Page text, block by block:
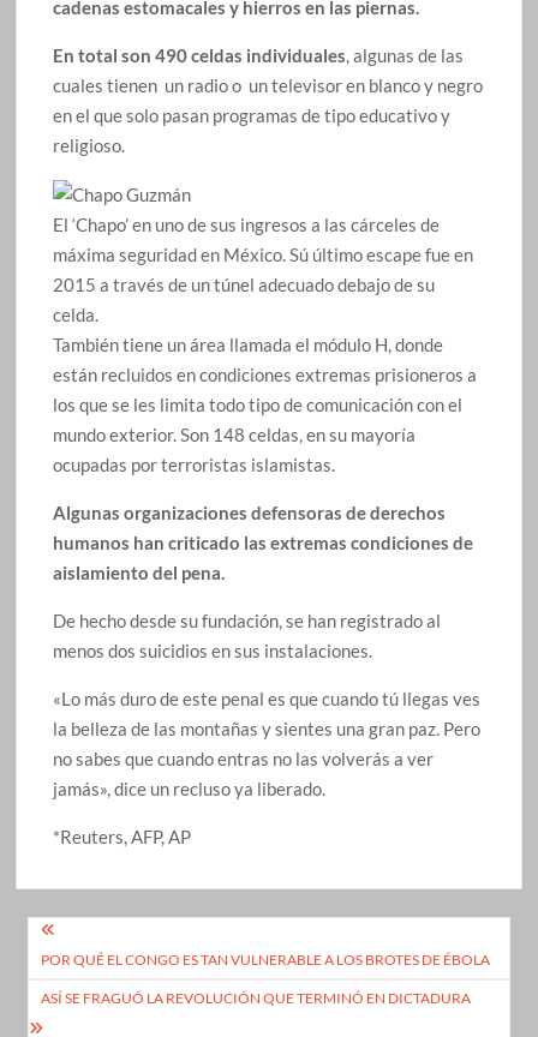
cadenas estomacales y hierros en las piernas.
En total son 490 celdas individuales, algunas de las
cuales tienen un radio o un televisor en blanco y negro
en el que solo pasan programas de tipo educativo y
religioso.
El ‘Chapo’ en uno de sus ingresos a las cárceles de
máxima seguridad en México. Sú último escape fue en
2015 a través de un túnel adecuado debajo de su
celda.
También tiene un área llamada el módulo H, donde
están recluidos en condiciones extremas prisioneros a
los que se les limita todo tipo de comunicación con el
mundo exterior. Son 148 celdas, en su mayoría
ocupadas por terroristas islamistas.
Algunas organizaciones defensoras de derechos
humanos han criticado las extremas condiciones de
aislamiento del pena.
De hecho desde su fundación, se han registrado al
menos dos suicidios en sus instalaciones.
«Lo más duro de este penal es que cuando tú llegas ves
la belleza de las montañas y sientes una gran paz. Pero
no sabes que cuando entras no las volverás a ver
jamás», dice un recluso ya liberado.
*Reuters, AFP, AP
Navegación
de
entradas
POR QUÉ EL CONGO ES TAN VULNERABLE A LOS BROTES DE ÉBOLA
ASÍ SE FRAGUÓ LA REVOLUCIÓN QUE TERMINÓ EN DICTADURA